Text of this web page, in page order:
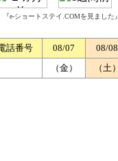
e-ショートステイ.COMを見まし
話番号 08/07
08/08
（金）
（土